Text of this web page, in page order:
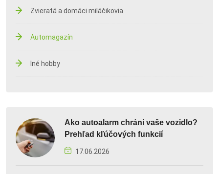
Zvieratá a domáci miláčikovia
Automagazín
Iné hobby
Ako autoalarm chráni vaše vozidlo?
Prehľad kľúčových funkcií
17.06.2026